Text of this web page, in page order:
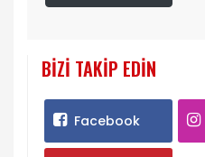
BIZI TAKIP EDIN
Facebook